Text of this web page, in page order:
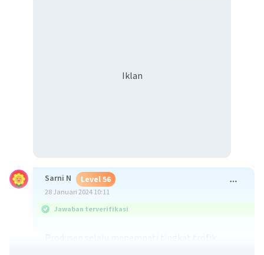
Iklan
Sarni N Level 56
28 Januari 2024 10:11
Jawaban terverifikasi